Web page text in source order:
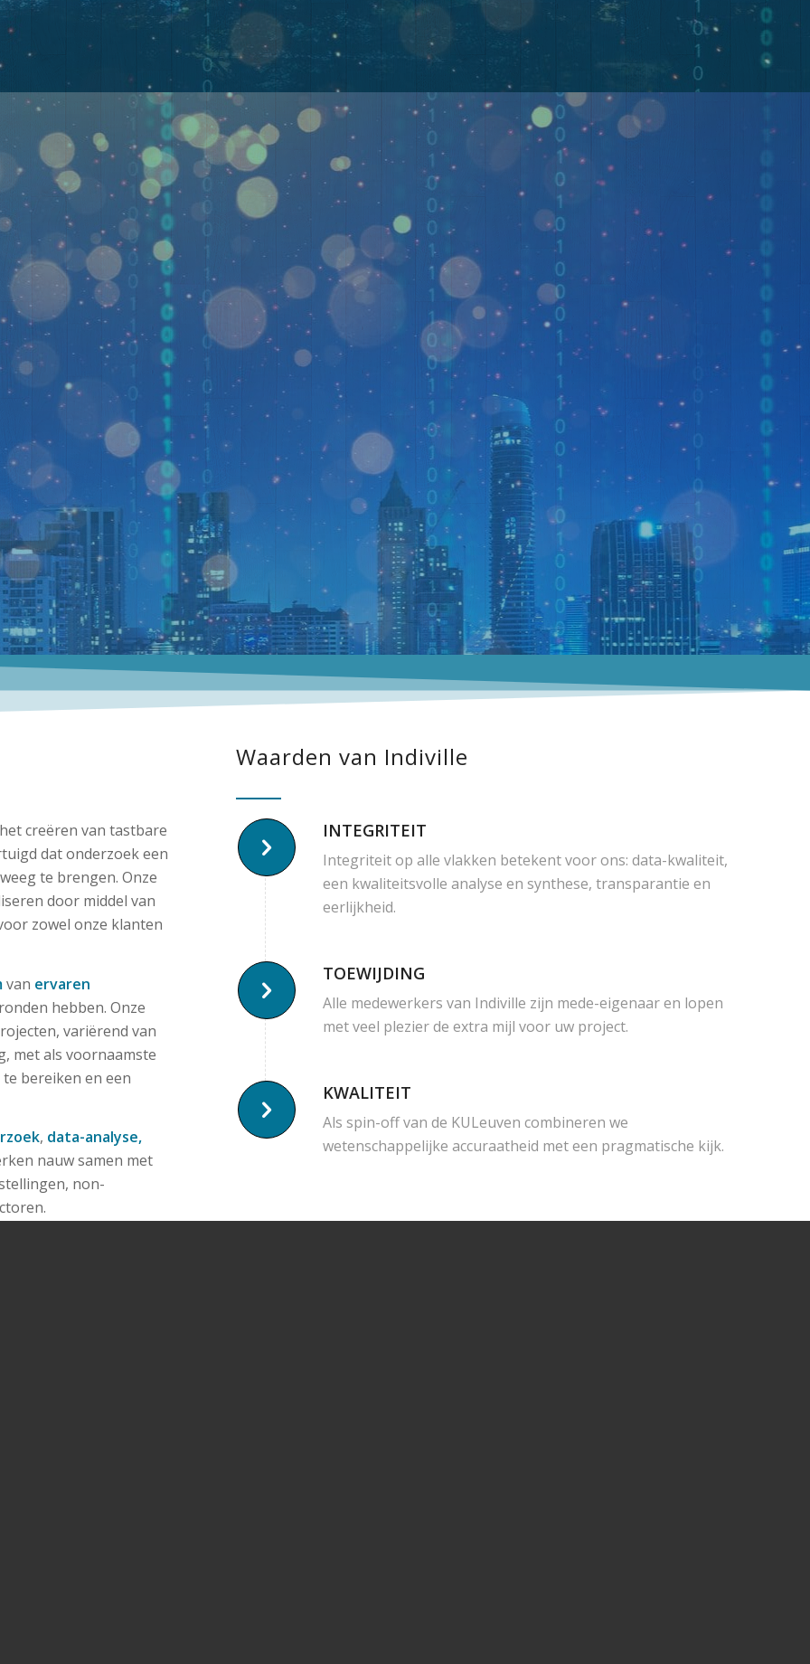
creëren van tastbare
dat onderzoek een
te brengen. Onze
door middel van
zowel onze klanten
van ervaren
hebben. Onze
variërend van
met als voornaamste
bereiken en een
, data-analyse,
nauw samen met
non-
Waarden van Indiville
INTEGRITEIT
Integriteit op alle vlakken betekent voor ons: data-kwaliteit,
een kwaliteitsvolle analyse en synthese, transparantie en
eerlijkheid.
TOEWIJDING
Alle medewerkers van Indiville zijn mede-eigenaar en lopen
met veel plezier de extra mijl voor uw project.
KWALITEIT
Als spin-off van de KULeuven combineren we
wetenschappelijke accuraatheid met een pragmatische kijk.